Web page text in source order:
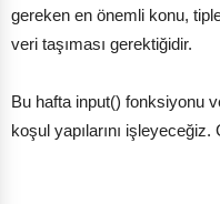
gereken en önemli konu,
veri taşıması gerektiğidir.
Bu hafta input() fonksiyonu
koşul yapılarını